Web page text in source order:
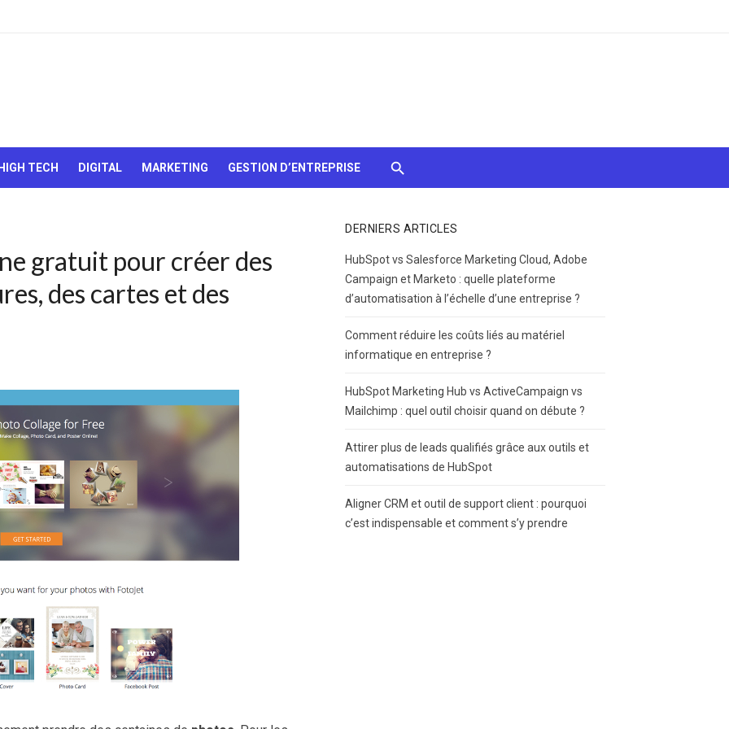
chocolats…
tomber !
TECH DIGITAL MARKETING GESTION D’ENTREPRISE
gratuit pour créer des
des cartes et des
DERNIERS ARTICLES
HubSpot vs Salesforce Marketing Cloud, Adobe
Campaign et Marketo : quelle plateforme
d’automatisation à l’échelle d’une entreprise ?
Comment réduire les coûts liés au matériel
informatique en entreprise ?
HubSpot Marketing Hub vs ActiveCampaign vs
Mailchimp : quel outil choisir quand on débute ?
Attirer plus de leads qualifiés grâce aux outils et
automatisations de HubSpot
Aligner CRM et outil de support client : pourquoi
c’est indispensable et comment s’y prendre